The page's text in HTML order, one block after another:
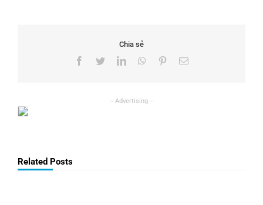
Chia sẻ
Facebook
TwitterLinkedInWhatsApp
PinterestEmail
Related Posts